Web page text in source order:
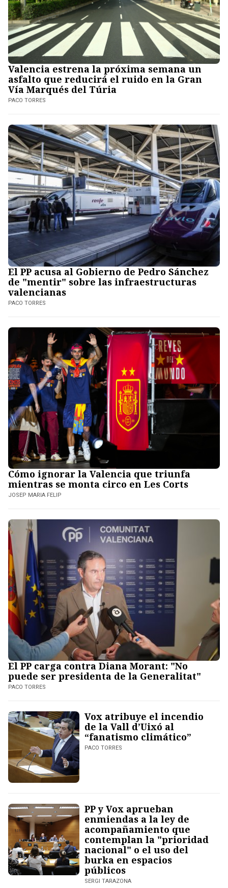
Valencia estrena la próxima semana un
asfalto que reducirá el ruido en la Gran
Vía Marqués del Túria
PACO TORRES
El PP acusa al Gobierno de Pedro Sánchez
de "mentir" sobre las infraestructuras
valencianas
PACO TORRES
Cómo ignorar la Valencia que triunfa
mientras se monta circo en Les Corts
JOSEP MARIA FELIP
El PP carga contra Diana Morant: "No
puede ser presidenta de la Generalitat"
PACO TORRES
Vox atribuye el incendio
de la Vall d’Uixó al
“fanatismo climático”
PACO TORRES
PP y Vox aprueban
enmiendas a la ley de
acompañamiento que
contemplan la "prioridad
nacional" o el uso del
burka en espacios
públicos
SERGI TARAZONA